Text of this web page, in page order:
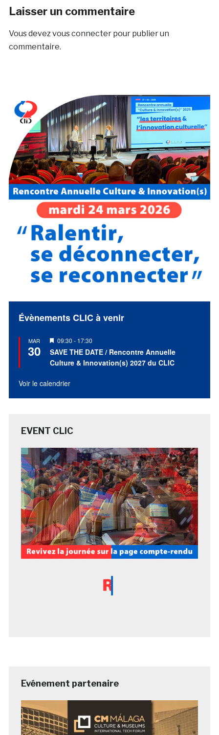
Laisser un commentaire
Vous devezvous connecterpour publier un
commentaire.
Évènements CLIC à venir
MAR
30
Mis
en
avant
09:30 - 17:30
SAVE THE DATE / Rencontre Annuelle
Culture & Innovation(s) 2027 du CLIC
Voir le calendrier
EVENT CLIC
Evénement partenaire